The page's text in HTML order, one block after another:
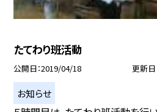
たてわり班活動
公開日 2019/04/18 更新日
お知らせ